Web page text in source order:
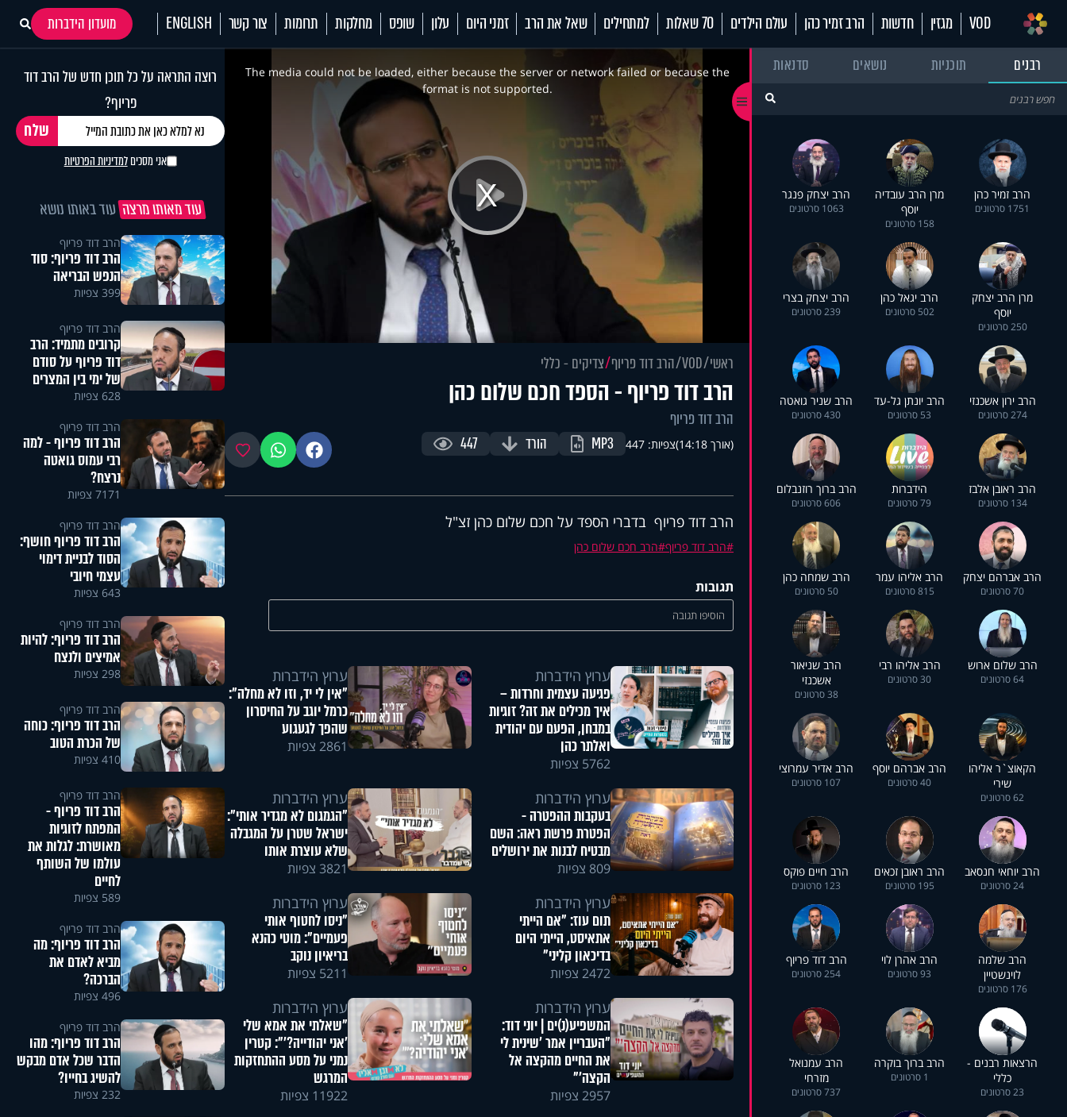
VOD מגזין חדשות הרב זמיר כהן עולם הילדים 70 שאלות למתחילים שאל את הרב זמני היום עלון שופס מחלקות תרומות צור קשר ENGLISH
מועדון הידברות
רבנים
תוכניות נושאים סדנאות
הרב זמיר כהן
1751 סרטונים
מרן הרב עובדיה
יוסף
158 סרטונים
הרב יצחק פנגר
1063 סרטונים
מרן הרב יצחק
יוסף
250 סרטונים
הרב יגאל כהן
502 סרטונים
הרב יצחק בצרי
239 סרטונים
הרב ירון אשכנזי
274 סרטונים
הרב יונתן גל-עד
53 סרטונים
הרב שניר גואטה
430 סרטונים
הרב ראובן אלבז
134 סרטונים
הידברות
79 סרטונים
הרב ברוך רוזנבלום
606 סרטונים
הרב אברהם יצחק
70 סרטונים
הרב אליהו עמר
815 סרטונים
הרב שמחה כהן
50 סרטונים
הרב שלום ארוש
64 סרטונים
הרב אליהו רבי
30 סרטונים
הרב שניאור
אשכנזי
38 סרטונים
הקאוצ`ר אליהו
שירי
62 סרטונים
הרב אברהם יוסף
40 סרטונים
הרב אדיר עמרוצי
107 סרטונים
הרב יוחאי חנסאב
24 סרטונים
הרב ראובן זכאים
195 סרטונים
הרב חיים פוקס
123 סרטונים
הרב שלמה
לוינשטיין
176 סרטונים
הרב אהרן לוי
93 סרטונים
הרב דוד פריוף
254 סרטונים
הרצאות רבנים -
כללי
23 סרטונים
הרב ברוך בוקרה
1 סרטונים
הרב עמנואל
מזרחי
737 סרטונים
Play
Video
This
modalThe media could not be loaded, either because the server or network failed or because the
format is not supported.
ראשי VOD הרב דוד פריוף צדיקים - כללי
הרב דוד פריוף - הספד חכם שלום כהן
הרב דוד פריוף
(אורך 14:18) צפיות: 447 MP3 הורד 447 פייסבוקווטסאפ מועדפים
הרב דוד פריוף בדברי הספד על חכם שלום כהן זצ"ל
הרב דוד פריוף הרב חכם שלום כהן
תגובות
הוסיפו תגובה
ערוץ הידברות
פגיעה עצמית וחרדות –
איך מכילים את זה? זוגיות
במבחן, הפעם עם יהודית
ואלתר כהן
5762 צפיות
ערוץ הידברות
"אין לי יד, וזו לא מחלה":
כרמל יוגב על החיסרון
שהפך לגעגוע
2861 צפיות
ערוץ הידברות
בעקבות ההפטרה -
הפטרת פרשת ראה: השם
מבטיח לבנות את ירושלים
809 צפיות
ערוץ הידברות
"הגמגום לא מגדיר אותי":
ישראל שטרן על המגבלה
שלא עוצרת אותו
3821 צפיות
ערוץ הידברות
תום עוז: "אם הייתי
אתאיסט, הייתי היום
בדיכאון קליני"
2472 צפיות
ערוץ הידברות
"ניסו לחטוף אותי
פעמיים": מוטי כהנא
בריאיון נוקב
5211 צפיות
ערוץ הידברות
המשפיע(נ)ים | יוני דוד:
"העבריין אמר 'שינית לי
את החיים מהקצה אל
הקצה'"
2957 צפיות
ערוץ הידברות
"שאלתי את אמא שלי
'אני יהודייה?'": קטרין
נמני על מסע ההתחזקות
המרגש
11922 צפיות
רוצה התראה על כל תוכן חדש של הרב דוד
פריוף?
אני מסכיםלמדיניות הפרטיות
עוד מאותו מרצה עוד באותו נושא
הרב דוד פריוף
הרב דוד פריוף: סוד
הנפש הבריאה
399 צפיות
הרב דוד פריוף
קרובים מתמיד: הרב
דוד פריוף על סודם
של ימי בין המצרים
628 צפיות
הרב דוד פריוף
הרב דוד פריוף - למה
רבי עמוס גואטה
נרצח?
7171 צפיות
הרב דוד פריוף
הרב דוד פריוף חושף:
הסוד לבניית דימוי
עצמי חיובי
643 צפיות
הרב דוד פריוף
הרב דוד פריוף: להיות
אמיצים ולנצח
298 צפיות
הרב דוד פריוף
הרב דוד פריוף: כוחה
של הכרת הטוב
410 צפיות
הרב דוד פריוף
הרב דוד פריוף -
המפתח לזוגיות
מאושרת: לגלות את
עולמו של השותף
לחיים
589 צפיות
הרב דוד פריוף
הרב דוד פריוף: מה
מביא לאדם את
הברכה?
496 צפיות
הרב דוד פריוף
הרב דוד פריוף: מהו
הדבר שכל אדם מבקש
להשיג בחייו?
232 צפיות